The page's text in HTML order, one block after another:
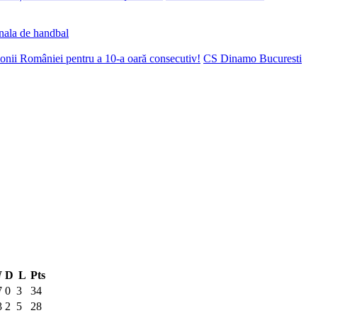
de handbal
României pentru a 10-a oară consecutiv! CS Dinamo Bucuresti
D L Pts
0 3
34
2 5
28